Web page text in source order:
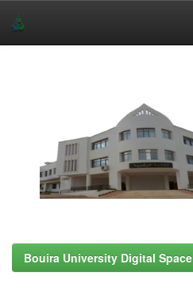
Bouira University Digital Space